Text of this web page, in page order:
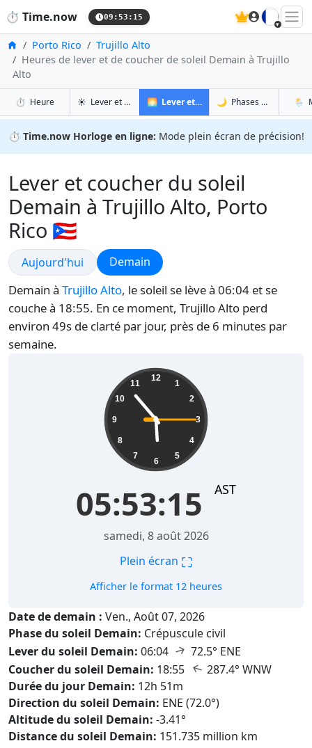
⏱️ Time.now 09:53:16 🇫🇷
Accueil
Porto Rico
Trujillo Alto
Heures de lever et de coucher de soleil Demain à Trujillo
Alto
⏱️ Heureà Trujillo Alto
☀️ Lever et coucher du soleil à Trujillo Alto
🌅 Lever et coucher du soleil demain à
🌙 Phases de la Lune à
🌦️
⏱️ Time.now Horloge en ligne: Mode plein écran de précision!
Lever et coucher du soleil
Demain à Trujillo Alto, Porto
Rico 🇵🇷
Lever et coucher du soleil
Aujourd'hui Lever et coucher du soleil
Demain
Demain à Trujillo Alto, le soleil se lève à 06:04 et se
couche à 18:55. En ce moment, Trujillo Alto perd
environ 49s de clarté par jour, près de 6 minutes par
semaine.
12
1
2
3
4
5
6
7
8
9
10
11
05:53:16 AST
samedi, 8 août 2026
Plein écran ⛶
Afficher le format 12 heures
Date de demain : Ven., Août 07, 2026
Phase du soleil Demain: Crépuscule civil
Lever du soleil Demain: 06:04 ↑ 72.5° ENE
Coucher du soleil Demain: 18:55 ↑ 287.4° WNW
Durée du jour Demain: 12h 51m
Direction du soleil Demain: ENE (72.0°)
Altitude du soleil Demain: -3.41°
Distance du soleil Demain: 151.735 million km